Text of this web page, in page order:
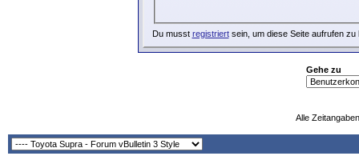
Du musst registriertsein, um diese Seite aufrufen zu
Gehe zu
Alle